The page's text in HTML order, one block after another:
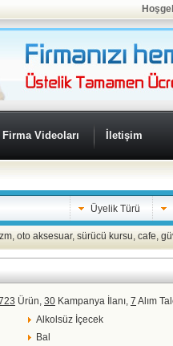
Firma Videoları İletişim
Üyelik Türü
, oto aksesuar, sürücü kursu, cafe,
Ürün, 30 Kampanya İlanı, 7 Alım
Alkolsüz İçecek
Bal